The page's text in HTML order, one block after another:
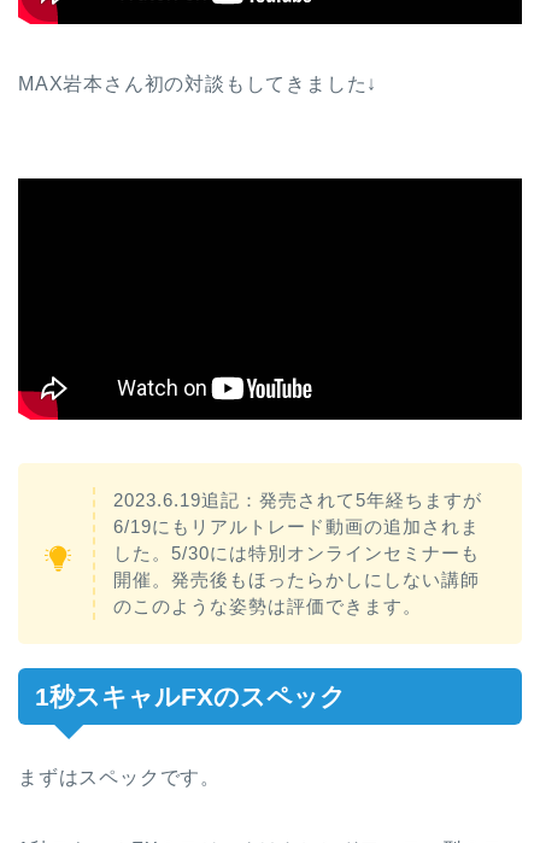
MAX岩本さん初の対談もしてきました↓
2023.6.19追記：発売されて5年経ちますが
6/19にもリアルトレード動画の追加されま
した。5/30には特別オンラインセミナーも
開催。発売後もほったらかしにしない講師
のこのような姿勢は評価できます。
1秒スキャルFXのスペック
まずはスペックです。